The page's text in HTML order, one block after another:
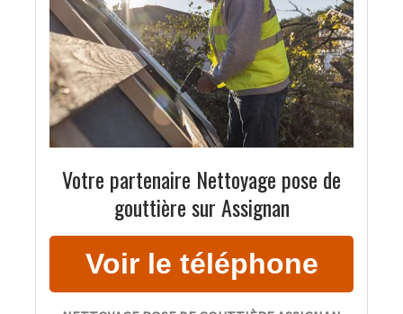
Votre partenaire Nettoyage pose de
gouttière sur Assignan